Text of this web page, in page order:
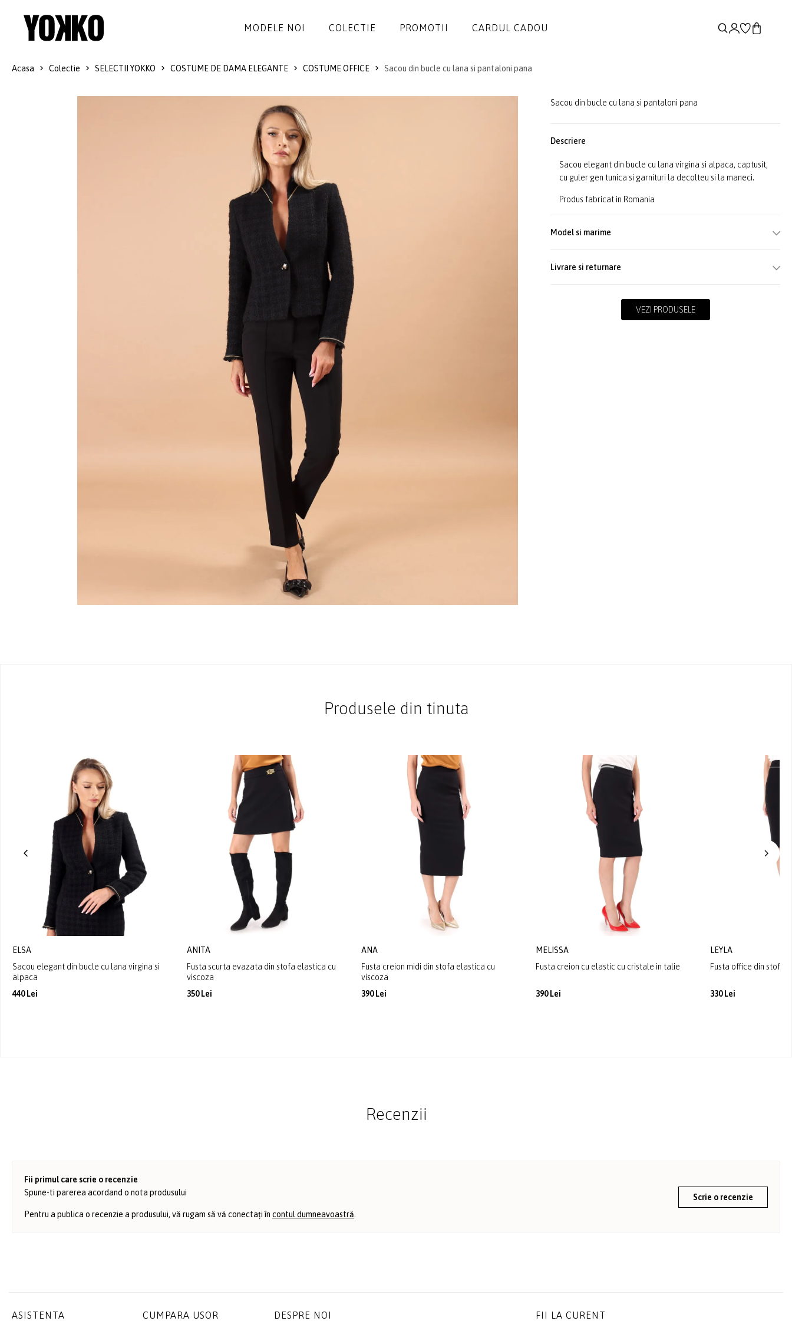
MODELE NOI COLECTIE
SALOPETE
SACOURI
JACHETE
FUSTE
PANTALONI
BLUZE
ACCESORII
PROMOTII
PANTALONI
ACCESORII
CARDUL CADOU
Acasa Colectie SELECTII YOKKO COSTUME DE DAMA ELEGANTE COSTUME OFFICE Sacou din bucle cu lana si pantaloni pana
Sacou din bucle cu lana si pantaloni pana
Descriere
Sacou elegant din bucle cu lana virgina si alpaca, captusit,
cu guler gen tunica si garnituri la decolteu si la maneci.
Produs fabricat in Romania
Model si marime
Livrare si returnare
VEZI PRODUSELE
Produsele din tinuta
ELSA
Sacou elegant din bucle cu lana virgina si
alpaca
440 Lei
ANITA
Fusta scurta evazata din stofa elastica cu
viscoza
350 Lei
ANA
Fusta creion midi din stofa elastica cu
viscoza
390 Lei
MELISSA
Fusta creion cu elastic cu cristale in talie
390 Lei
LEYLA
Fusta office din stofa
330 Lei
Recenzii
Fii primul care scrie o recenzie
Spune-ti parerea acordand o nota produsului
Pentru a publica o recenzie a produsului, vă rugam să vă conectați în contul dumneavoastră
Scrie o recenzie
ASISTENTA CUMPARA USOR DESPRE NOI FII LA CURENT